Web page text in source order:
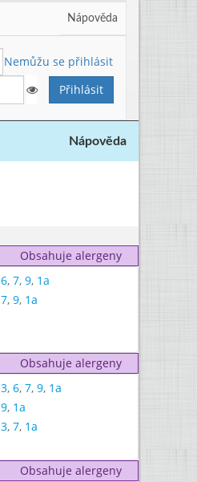
Nápověda
Nemůžu se přihlásit
Nápověda
Obsahuje alergeny
6, 7, 9, 1a
7, 9, 1a
Obsahuje alergeny
3, 6, 7, 9, 1a
9, 1a
3, 7, 1a
Obsahuje alergeny